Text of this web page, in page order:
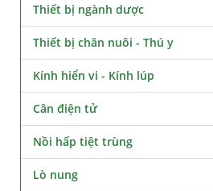
Thiết bị ngành dược
Thiết bị chăn nuôi - Thú y
Kính hiển vi - Kính lúp
Cân điện tử
Nồi hấp tiệt trùng
Lò nung